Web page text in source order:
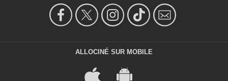
ALLOCINÉ SUR MOBILE